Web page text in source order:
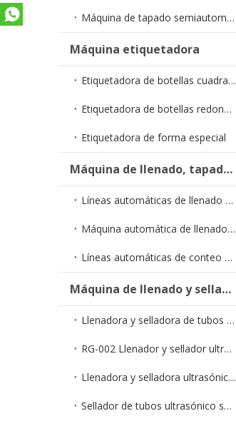
Máquina de tapado semiautomática
Máquina etiquetadora
Etiquetadora de botellas cuadradas
Etiquetadora de botellas redondas
Etiquetadora de forma especial
Máquina de llenado, tapado y etiquetado
Líneas automáticas de llenado de líquidos
Máquina automática de llenado y tapado YTSP
Líneas automáticas de conteo de cápsulas
Máquina de llenado y sellado de tubos
Llenadora y selladora de tubos en tiras monodosis RG-005
RG-002 Llenador y sellador ultrasónico económico para tubos
Llenadora y selladora ultrasónica semiautomática de tubos RG-006
Sellador de tubos ultrasónico semiautomático RG-007